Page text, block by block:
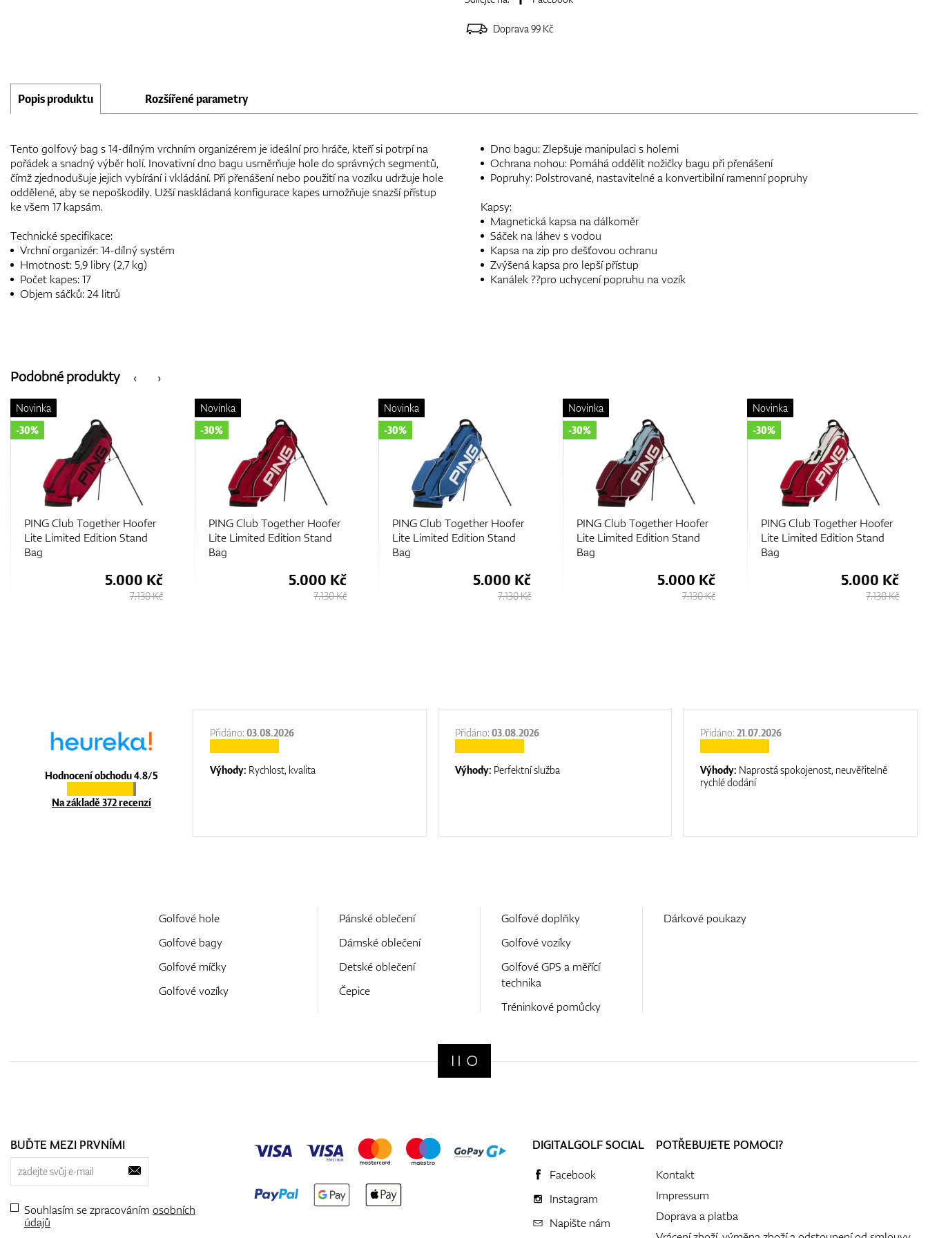
Doprava 99 Kč
Popis produktu Rozšířené parametry
Tento golfový bag s 14-dílným vrchním organizérem je ideální pro hráče, kteří si potrpí na
pořádek a snadný výběr holí. Inovativní dno bagu usměrňuje hole do správných segmentů,
čímž zjednodušuje jejich vybírání i vkládání. Při přenášení nebo použití na vozíku udržuje hole
oddělené, aby se nepoškodily. Užší naskládaná konfigurace kapes umožňuje snazší přístup
ke všem 17 kapsám.
Technické specifikace:
Vrchní organizér: 14-dílný systém
Hmotnost: 5,9 libry (2,7 kg)
Počet kapes: 17
Objem sáčků: 24 litrů
Dno bagu: Zlepšuje manipulaci s holemi
Ochrana nohou: Pomáhá oddělit nožičky bagu při přenášení
Popruhy: Polstrované, nastavitelné a konvertibilní ramenní popruhy
Kapsy:
Magnetická kapsa na dálkoměr
Sáček na láhev s vodou
Kapsa na zip pro dešťovou ochranu
Zvýšená kapsa pro lepší přístup
Kanálek ??pro uchycení popruhu na vozík
‹
Podobné produkty ›
PING Club Together Hoofer
Lite Limited Edition Stand
Bag
Novinka
-30%
5.000 Kč
7.130 Kč
PING Club Together Hoofer
Lite Limited Edition Stand
Bag
Novinka
-30%
5.000 Kč
7.130 Kč
PING Club Together Hoofer
Lite Limited Edition Stand
Bag
Novinka
-30%
5.000 Kč
7.130 Kč
PING Club Together Hoofer
Lite Limited Edition Stand
Bag
Novinka
-30%
5.000 Kč
7.130 Kč
PING Club Together Hoofer
Lite Limited Edition Stand
Bag
Novinka
-30%
5.000 Kč
7.130 Kč
Hodnocení obchodu 4.8/5
Na základě 372 recenzí
Přidáno:03.08.2026
Výhody: Rychlost, kvalita
Přidáno:03.08.2026
Výhody: Perfektní služba
Přidáno:21.07.2026
Výhody: Naprostá spokojenost, neuvěřitelně
rychlé dodání
Golfové hole
Golfové bagy
Golfové míčky
Golfové vozíky
Pánské oblečení
Dámské oblečení
Detské oblečení
Čepice
Golfové doplňky
Golfové vozíky
Golfové GPS a měřící
technika
Tréninkové pomůcky
Dárkové poukazy
BUĎTE MEZI PRVNÍMI
Souhlasím se zpracováním osobních
údajů
DIGITALGOLF SOCIAL
Facebook
Instagram
Napište nám
POTŘEBUJETE POMOCI?
Kontakt
Impressum
Doprava a platba